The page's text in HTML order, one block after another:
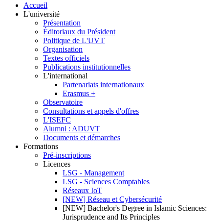
Accueil
L'université
Présentation
Éditoriaux du Président
Politique de L'UVT
Organisation
Textes officiels
Publications institutionnelles
L'international
Partenariats internationaux
Erasmus +
Observatoire
Consultations et appels d'offres
L'ISEFC
Alumni : ADUVT
Documents et démarches
Formations
Pré-inscriptions
Licences
LSG - Management
LSG - Sciences Comptables
Réseaux IoT
[NEW] Réseau et Cybersécurité
[NEW] Bachelor's Degree in Islamic Sciences:
Jurisprudence and Its Principles